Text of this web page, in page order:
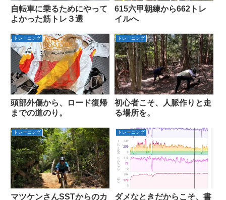
自転車に乗るためにやって
よかった筋トレ３選
615六甲朝練から662トレ
イルへ
トレーニング
頭部外傷から、ロード復帰
までの道のり。
トレーニング
初心者こそ、人脈作りと走
る場所を。
トレーニング
マツケンさんSSTからのカ
トレーニング
ダメなときだからこそ、書